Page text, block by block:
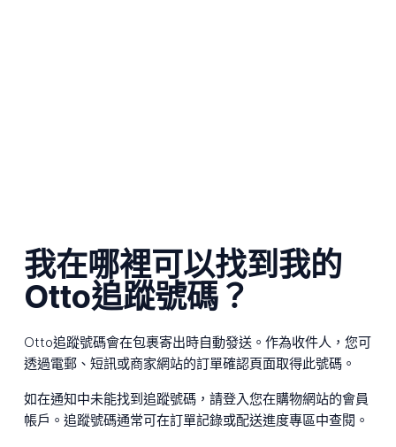
我在哪裡可以找到我的
Otto追蹤號碼？
Otto追蹤號碼會在包裹寄出時自動發送。作為收件人，您可
透過電郵、短訊或商家網站的訂單確認頁面取得此號碼。
如在通知中未能找到追蹤號碼，請登入您在購物網站的會員
帳戶。追蹤號碼通常可在訂單記錄或配送進度專區中查閱。